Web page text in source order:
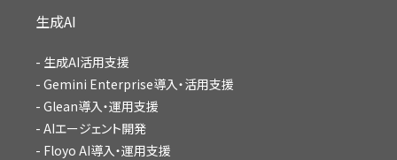
生成AI
生成AI活用支援
Gemini Enterprise導入・活用支援
Glean導入・運用支援
AIエージェント開発
Floyo AI導入・運用支援